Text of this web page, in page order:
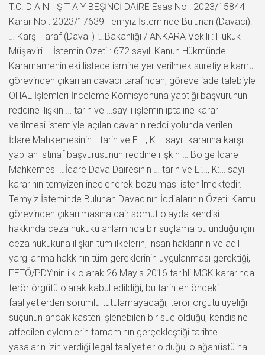
T.C. D A N I Ş T A Y BEŞİNCİ DAİRE Esas No : 2023/15844
Karar No : 2023/17639 Temyiz İsteminde Bulunan (Davacı):
… Karşı Taraf (Davalı) :…Bakanlığı / ANKARA Vekili : Hukuk
Müşaviri … İstemin Özeti : 672 sayılı Kanun Hükmünde
Kararnamenin eki listede ismine yer verilmek suretiyle kamu
görevinden çıkarılan davacı tarafından, göreve iade talebiyle
OHAL İşlemleri İnceleme Komisyonuna yaptığı başvurunun
reddine ilişkin … tarih ve …sayılı işlemin iptaline karar
verilmesi istemiyle açılan davanın reddi yolunda verilen …
İdare Mahkemesinin …tarih ve E:…, K:… sayılı kararına karşı
yapılan istinaf başvurusunun reddine ilişkin … Bölge İdare
Mahkemesi …İdare Dava Dairesinin … tarih ve E:…, K:… sayılı
kararının temyizen incelenerek bozulması istenilmektedir.
Temyiz İsteminde Bulunan Davacının İddialarının Özeti: Kamu
görevinden çıkarılmasına dair somut olayda kendisi
hakkında ceza hukuku anlamında bir suçlama bulunduğu için
ceza hukukuna ilişkin tüm ilkelerin, insan haklarının ve adil
yargılanma hakkının tüm gereklerinin uygulanması gerektiği,
FETÖ/PDY’nin ilk olarak 26 Mayıs 2016 tarihli MGK kararında
terör örgütü olarak kabul edildiği, bu tarihten önceki
faaliyetlerden sorumlu tutulamayacağı, terör örgütü üyeliği
suçunun ancak kasten işlenebilen bir suç olduğu, kendisine
atfedilen eylemlerin tamamının gerçekleştiği tarihte
yasaların izin verdiği legal faaliyetler olduğu, olağanüstü hal